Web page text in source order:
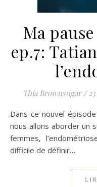
Ma
ep.7:
Thia Brownsugar /
Dans ce nouvel épisode de « Ma pause café avec Thia »,
nous allons aborder un
femmes,
difficile de définir…